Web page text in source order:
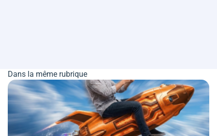
Dans la même rubrique